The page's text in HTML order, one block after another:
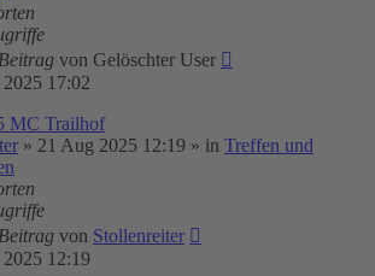
von Gelöschter User
17:02
MC Trailhof
» 21 Aug 2025 12:19 » in Treffen und
von Stollenreiter
12:19